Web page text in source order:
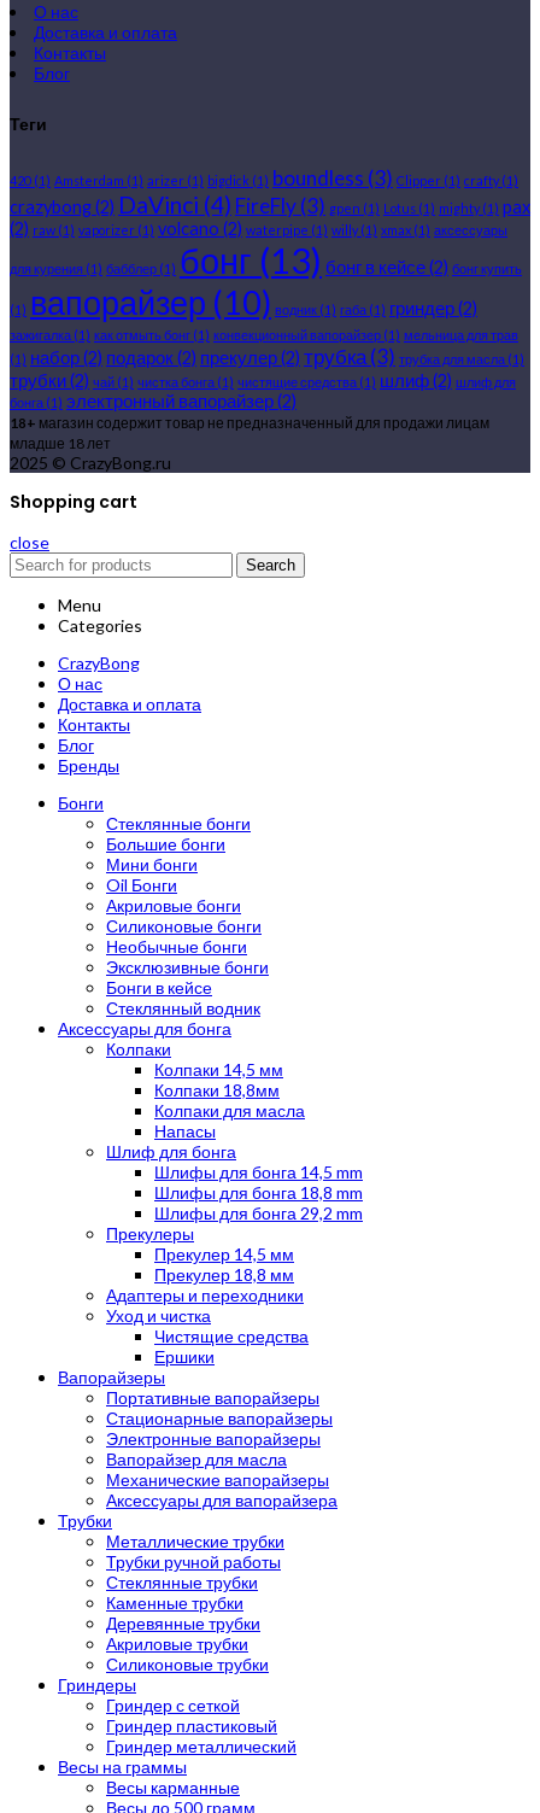
О нас
Доставка и оплата
Контакты
Блог
Теги
420 (1) Amsterdam (1) arizer (1) bigdick (1) boundless (3) Clipper (1) crafty(1)
crazybong(2) DaVinci (4) FireFly(3) gpen (1) Lotus (1) mighty(1) pax
(2) raw (1) vaporizer (1) volcano (2) waterpipe (1) willy(1) xmax (1) аксессуары
для курения (1) бабблер (1) бонг (13) бонг в кейсе(2) бонг купить
(1) вапорайзер (10) водник (1) габа (1) гриндер(2)
зажигалка (1) как отмыть бонг (1) конвекционный вапорайзер (1) мельница для трав
(1) набор(2) подарок(2) прекулер(2) трубка(3) трубка для масла (1)
трубки(2) чай (1) чистка бонга (1) чистящие средства (1) шлиф(2) шлиф для
бонга (1) электронный вапорайзер(2)
18+ магазин содержит товар не предназначенный для продажи лицам
младше 18 лет
2025 © CrazyBong.ru
Shopping cart
close
Search
Menu
Categories
CrazyBong
О нас
Доставка и оплата
Контакты
Блог
Бренды
Бонги
Стеклянные бонги
Большие бонги
Мини бонги
Oil Бонги
Акриловые бонги
Силиконовые бонги
Необычные бонги
Эксклюзивные бонги
Бонги в кейсе
Стеклянный водник
Аксессуары для бонга
Колпаки
Колпаки 14,5 мм
Колпаки 18,8мм
Колпаки для масла
Напасы
Шлиф для бонга
Шлифы для бонга 14,5 mm
Шлифы для бонга 18,8 mm
Шлифы для бонга 29,2 mm
Прекулеры
Прекулер 14,5 мм
Прекулер 18,8 мм
Адаптеры и переходники
Уход и чистка
Чистящие средства
Ершики
Вапорайзеры
Портативные вапорайзеры
Стационарные вапорайзеры
Электронные вапорайзеры
Вапорайзер для масла
Механические вапорайзеры
Аксессуары для вапорайзера
Трубки
Металлические трубки
Трубки ручной работы
Стеклянные трубки
Каменные трубки
Деревянные трубки
Акриловые трубки
Силиконовые трубки
Гриндеры
Гриндер с сеткой
Гриндер пластиковый
Гриндер металлический
Весы на граммы
Весы карманные
Весы до 500 грамм